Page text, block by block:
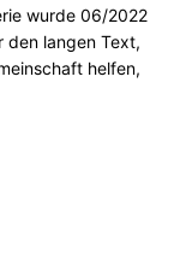
wurde 06/2022
den langen Text,
helfen,